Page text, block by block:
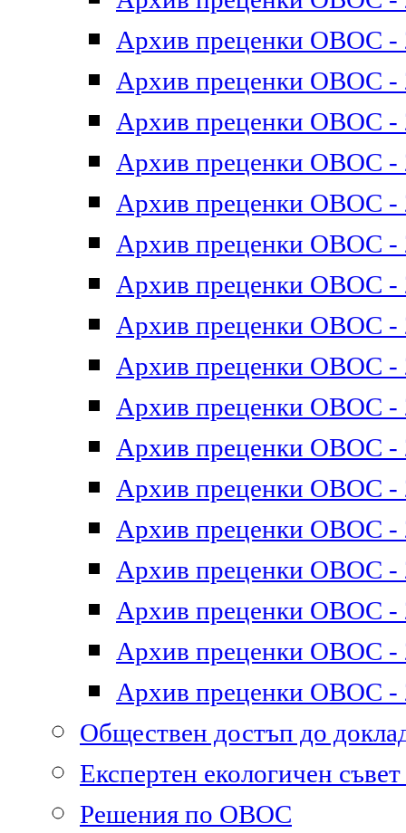
Архив преценки ОВОС -
Архив преценки ОВОС -
Архив преценки ОВОС -
Архив преценки ОВОС -
Архив преценки ОВОС -
Архив преценки ОВОС -
Архив преценки ОВОС -
Архив преценки ОВОС -
Архив преценки ОВОС -
Архив преценки ОВОС -
Архив преценки ОВОС -
Архив преценки ОВОС -
Архив преценки ОВОС -
Архив преценки ОВОС -
Архив преценки ОВОС -
Архив преценки ОВОС -
Архив преценки ОВОС -
Обществен достъп до
Експертен екологичен
Решения по ОВОС